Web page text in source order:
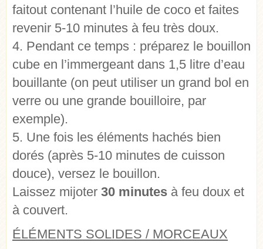
faitout contenant l’huile de coco et faites
revenir 5-10 minutes à feu très doux.
4. Pendant ce temps : préparez le bouillon
cube en l’immergeant dans 1,5 litre d’eau
bouillante (on peut utiliser un grand bol en
verre ou une grande bouilloire, par
exemple).
5. Une fois les éléments hachés bien
dorés (après 5-10 minutes de cuisson
douce), versez le bouillon.
Laissez mijoter 30 minutes à feu doux et
à couvert.
ÉLÉMENTS SOLIDES / MORCEAUX